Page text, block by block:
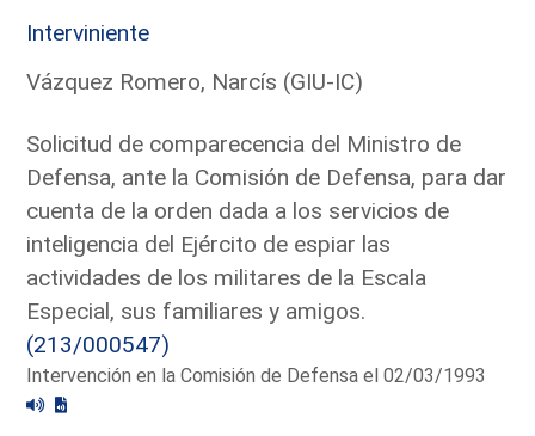
Interviniente
Vázquez Romero, Narcís (GIU-IC)
Solicitud de comparecencia del Ministro de
Defensa, ante la Comisión de Defensa, para dar
cuenta de la orden dada a los servicios de
inteligencia del Ejército de espiar las
actividades de los militares de la Escala
Especial, sus familiares y amigos.
(213/000547)
Intervención en la Comisión de Defensa el 02/03/1993